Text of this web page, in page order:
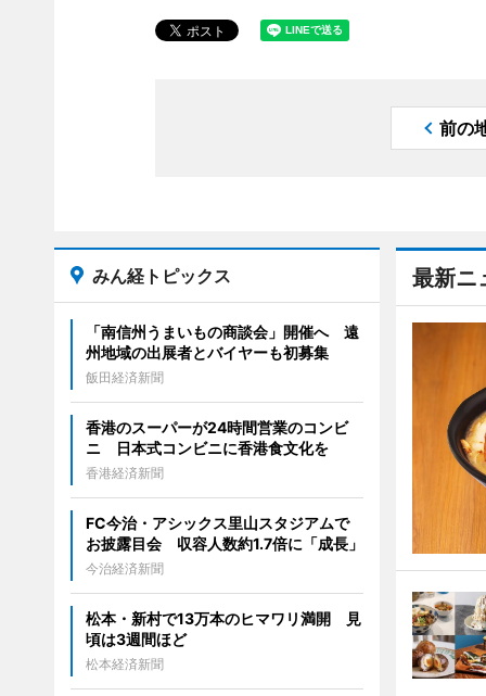
前の
最新ニ
みん経トピックス
「南信州うまいもの商談会」開催へ 遠
州地域の出展者とバイヤーも初募集
飯田経済新聞
香港のスーパーが24時間営業のコンビ
ニ 日本式コンビニに香港食文化を
香港経済新聞
FC今治・アシックス里山スタジアムで
お披露目会 収容人数約1.7倍に「成長」
今治経済新聞
松本・新村で13万本のヒマワリ満開 見
頃は3週間ほど
松本経済新聞